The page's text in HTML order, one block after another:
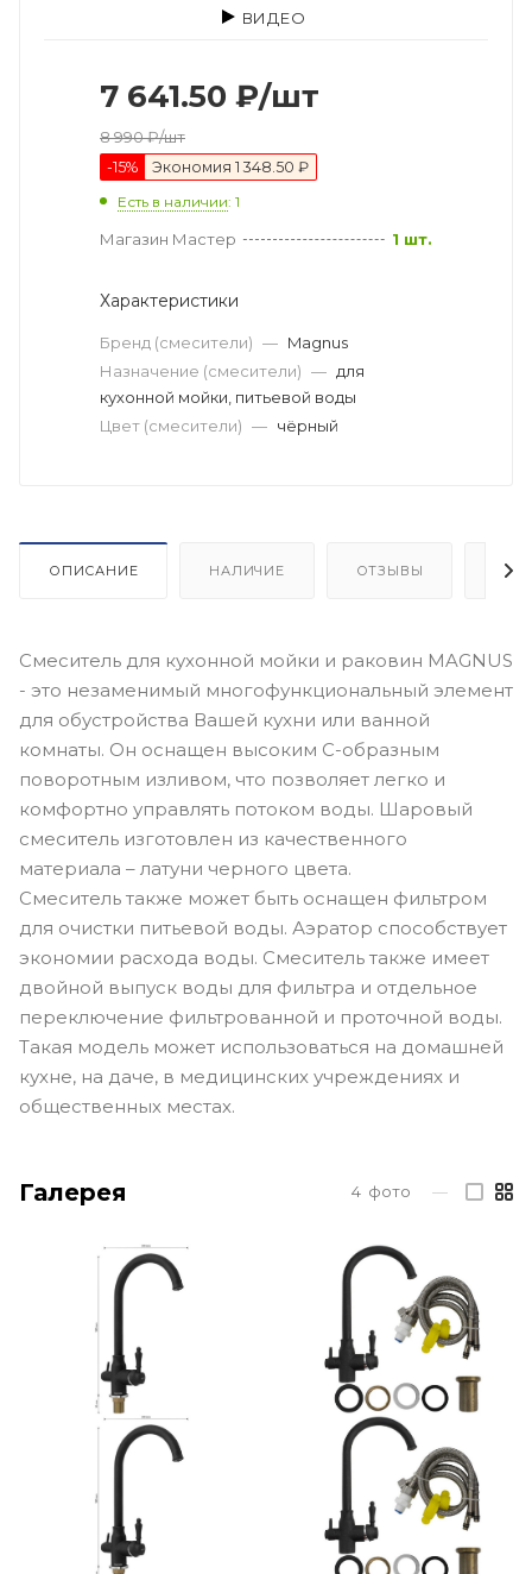
ВИДЕО
7 641.50 ₽/шт
8 990₽/шт
-15% Экономия 1 348.50 ₽
Есть в наличии: 1
Магазин Мастер 1 шт.
Характеристики
Бренд (смесители) — Magnus
Назначение (смесители) — для
кухонной мойки, питьевой воды
Цвет (смесители) — чёрный
ОПИСАНИЕ НАЛИЧИЕ ОТЗЫВЫ
Смеситель для кухонной мойки и раковин MAGNUS
- это незаменимый многофункциональный элемент
для обустройства Вашей кухни или ванной
комнаты. Он оснащен высоким С-образным
поворотным изливом, что позволяет легко и
комфортно управлять потоком воды. Шаровый
смеситель изготовлен из качественного
материала – латуни черного цвета.
Смеситель также может быть оснащен фильтром
для очистки питьевой воды. Аэратор способствует
экономии расхода воды. Смеситель также имеет
двойной выпуск воды для фильтра и отдельное
переключение фильтрованной и проточной воды.
Такая модель может использоваться на домашней
кухне, на даче, в медицинских учреждениях и
общественных местах.
Галерея 4 фото —